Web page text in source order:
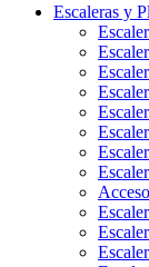
Escaleras y